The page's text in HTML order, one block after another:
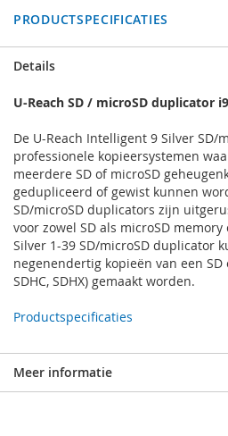
PRODUCTSPECIFICATIES
Details
U-Reach SD / microSD duplicator
De U-Reach Intelligent 9 Silver SD/
professionele kopieersystemen
meerdere SD of microSD
gedupliceerd of gewist kunnen
SD/microSD duplicators zijn
voor zowel SD als microSD
Silver 1-39 SD/microSD duplicator
negenendertig kopieën van een SD
SDHC, SDHX) gemaakt worden.
Productspecificaties
Meer informatie